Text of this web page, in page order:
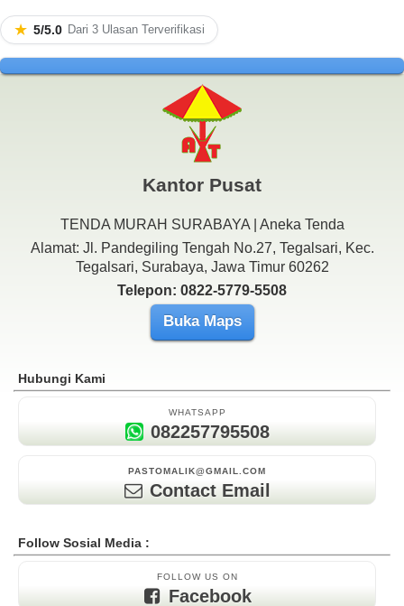
★ 5/5.0 Dari 3 Ulasan Terverifikasi
Kantor Pusat
TENDA MURAH SURABAYA | Aneka Tenda
Alamat: Jl. Pandegiling Tengah No.27, Tegalsari, Kec.
Tegalsari, Surabaya, Jawa Timur 60262
Telepon: 0822-5779-5508
Buka Maps
Hubungi Kami
WHATSAPP
082257795508
PASTOMALIK@GMAIL.COM
Contact Email
Follow Sosial Media :
FOLLOW US ON
Facebook